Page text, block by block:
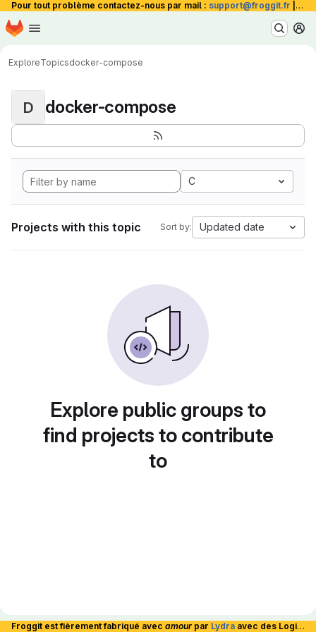
Pour tout problème contactez-nous par mail : support@froggit.fr La
Skip to main content
Homepage
ExploreTopicsdocker-compose
D docker-compose
C
Projects with this topic Sort by: Updated date
Explore public groups to
find projects to contribute
to
Froggit est fièrement fabriqué avec amour par Lydra avec des Logiciels Libres et hébergé en